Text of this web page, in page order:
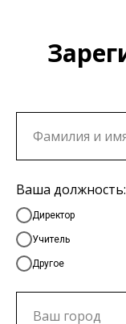
Ваша должность:
Директор
Учитель
Другое